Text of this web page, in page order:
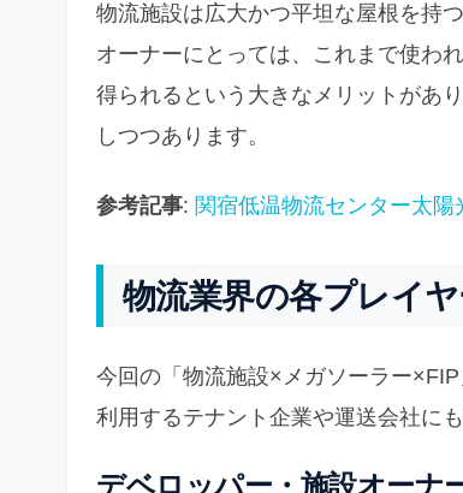
物流施設は広大かつ平坦な屋根を持
オーナーにとっては、これまで使わ
得られるという大きなメリットがあ
しつつあります。
参考記事: 関宿低温物流センター太
物流業界の各プレイ
今回の「物流施設×メガソーラー
利用するテナント企業や運送会社に
デベロッパー・施設オーナ